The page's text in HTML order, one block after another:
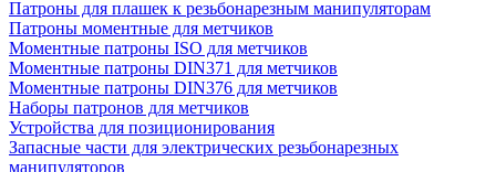
Патроны для плашек к резьбонарезным манипуляторам
Патроны моментные для метчиков
Моментные патроны ISO для метчиков
Моментные патроны DIN371 для метчиков
Моментные патроны DIN376 для метчиков
Наборы патронов для метчиков
Устройства для позиционирования
Запасные части для электрических резьбонарезных
манипуляторов